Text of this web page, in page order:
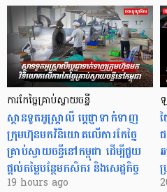
ការកែច្នៃគ្រាប់ស្វាយចន្ទី
ស្ថានទូតអូស្ត្រាលី ប្តេជ្ញាទាក់ទាញ
ក្រុមហ៊ុនមក​វិនិយោគលើការកែច្នៃ
គ្រាប់ស្វាយចន្ទីនៅកម្ពុជា ដើម្បីជួយ
ផ្តល់តម្លៃបន្ថែមកសិករ និងសេដ្ឋកិច្ច
19 hours ago